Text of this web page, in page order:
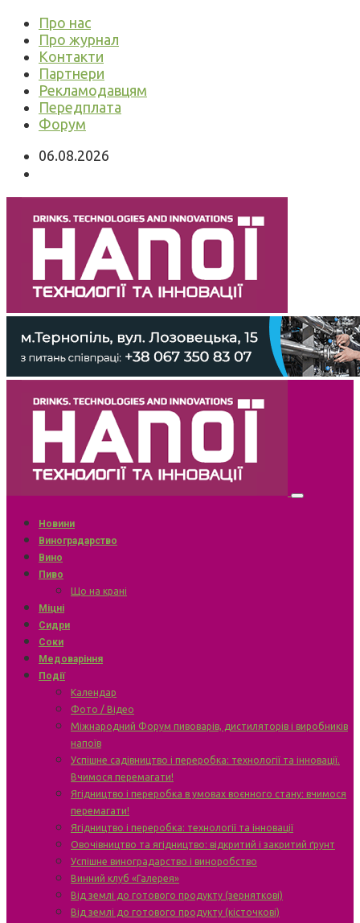
Про нас
Про журнал
Контакти
Партнери
Рекламодавцям
Передплата
Форум
06.08.2026
Новини
Виноградарство
Вино
Пиво
Що на крані
Міцні
Сидри
Соки
Медоваріння
Події
Календар
Фото / Відео
Міжнародний Форум пивоварів, дистиляторів і виробників
напоїв
Успішне садівництво і переробка: технології та інновації.
Вчимося перемагати!
Ягідництво і переробка в умовах воєнного стану: вчимося
перемагати!
Ягідництво і переробка: технології та інновації
Овочівництво та ягідництво: відкритий і закритий ґрунт
Успішне виноградарство і виноробство
Винний клуб «Галерея»
Від землі до готового продукту (зерняткові)
Від землі до готового продукту (кісточкові)